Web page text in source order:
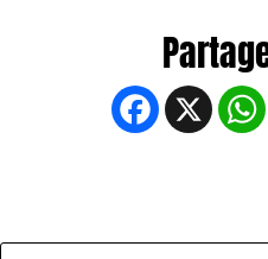
Facebook
X